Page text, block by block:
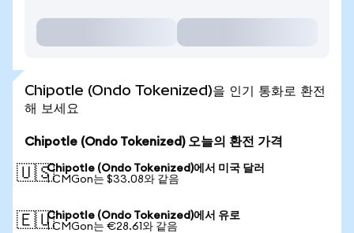
Chipotle (Ondo Tokenized)을 인기 통화로 환전
해 보세요
Chipotle (Ondo Tokenized) 오늘의 환전 가격
🇺🇸Chipotle (Ondo Tokenized)에서 미국 달러
1 CMGon는 $33.08와 같음
🇪🇺Chipotle (Ondo Tokenized)에서 유로
1 CMGon는 €28.61와 같음